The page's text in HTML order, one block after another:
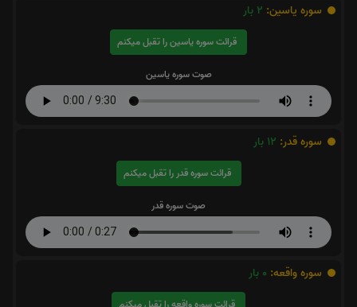
سوره یاسین: 2 بار
قرائت سوره یاسین را تقبل میکنم
صوت سوره یاسین
سوره قدر: 12 بار
قرائت سوره قدر را تقبل میکنم
صوت سوره قدر
سوره واقعه: 0 بار